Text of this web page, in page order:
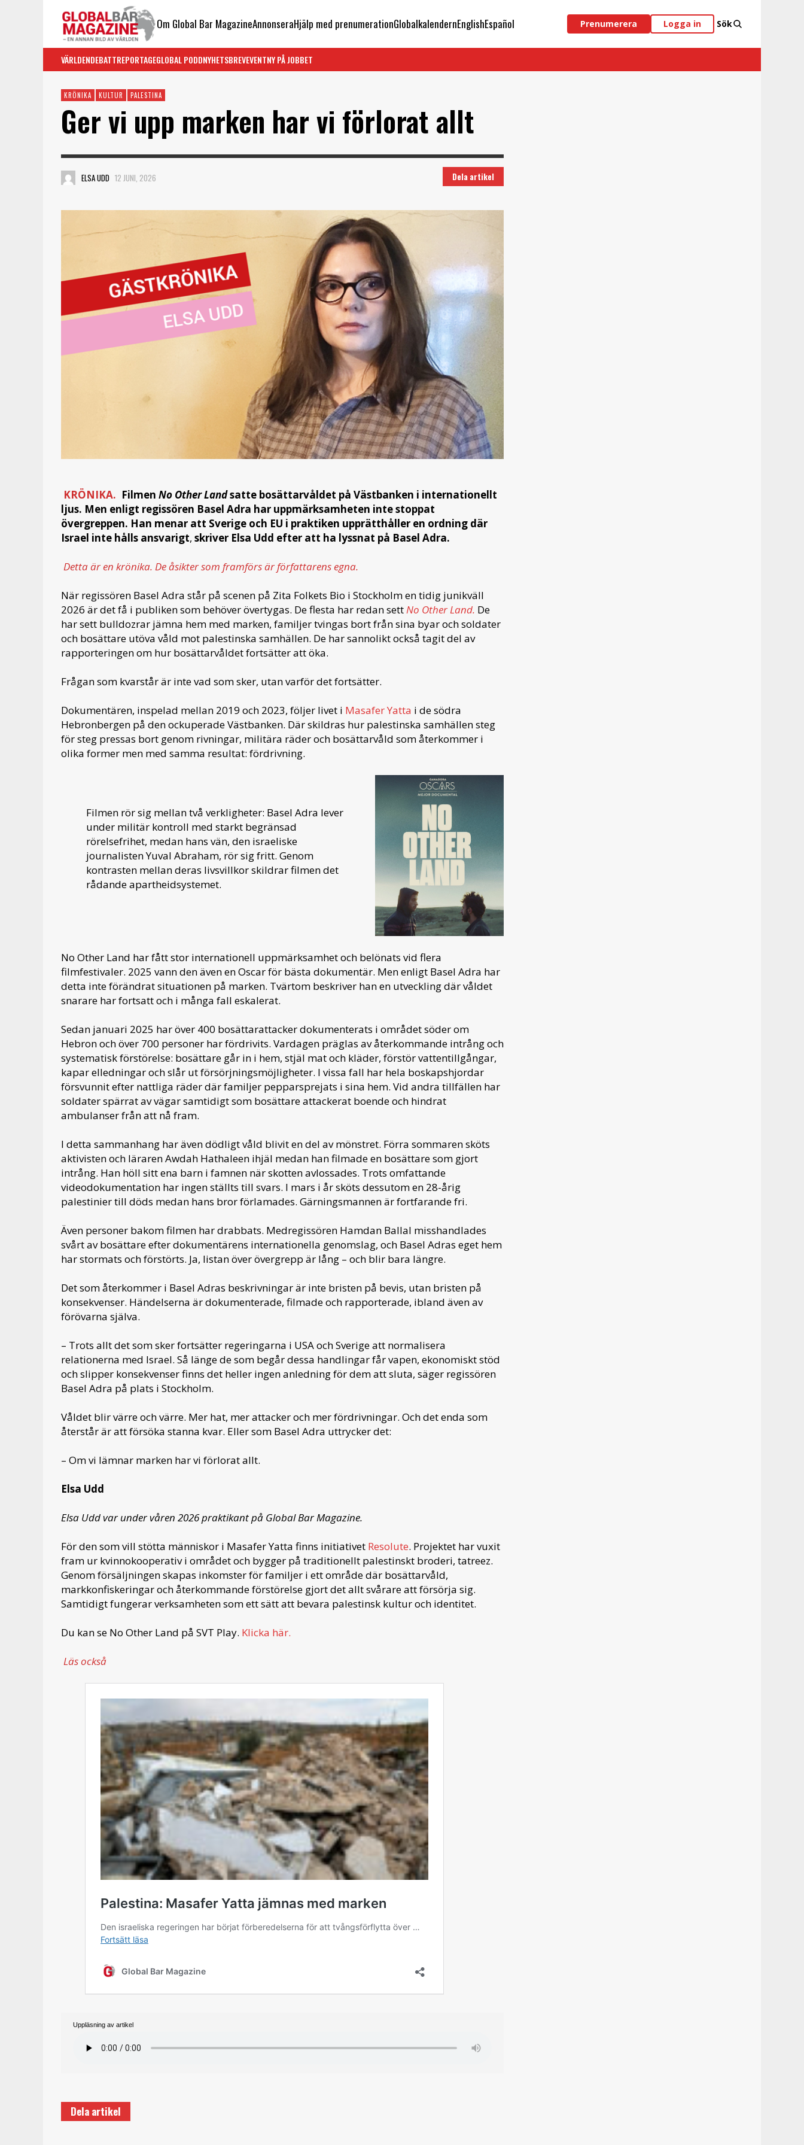
Om Global Bar MagazineAnnonseraHjälp med prenumerationGlobalkalendernEnglishEspañol Prenumerera Logga in Sök
VÄRLDENDEBATTREPORTAGEGLOBAL PODDNYHETSBREVEVENTNY PÅ JOBBET
KRÖNIKA KULTUR PALESTINA
Ger vi upp marken har vi förlorat allt
ELSA UDD 12 JUNI, 2026 Dela artikel
KRÖNIKA. Filmen No Other Landsatte bosättarvåldet på Västbanken i internationellt
ljus. Men enligt regissören Basel Adra har uppmärksamheten inte stoppat
övergreppen. Han menar att Sverige och EU i praktiken upprätthåller en ordning där
Israel inte hålls ansvarigt, skriver Elsa Udd efter att ha lyssnat på Basel Adra.
Detta är en krönika. De åsikter som framförs är författarens egna.
När regissören Basel Adra står på scenen på Zita Folkets Bio i Stockholm en tidig junikväll
2026 är det få i publiken som behöver övertygas. De flesta har redan settNo Other Land. De
har sett bulldozrar jämna hem med marken, familjer tvingas bort från sina byar och soldater
och bosättare utöva våld mot palestinska samhällen. De har sannolikt också tagit del av
rapporteringen om hur bosättarvåldet fortsätter att öka.
Frågan som kvarstår är inte vad som sker, utan varför det fortsätter.
Dokumentären, inspelad mellan 2019 och 2023, följer livet i Masafer Yatta i de södra
Hebronbergen på den ockuperade Västbanken. Där skildras hur palestinska samhällen steg
för steg pressas bort genom rivningar, militära räder och bosättarvåld som återkommer i
olika former men med samma resultat: fördrivning.
Filmen rör sig mellan två verkligheter: Basel Adra lever
under militär kontroll med starkt begränsad
rörelsefrihet, medan hans vän, den israeliske
journalisten Yuval Abraham, rör sig fritt. Genom
kontrasten mellan deras livsvillkor skildrar filmen det
rådande apartheidsystemet.
No Other Land har fått stor internationell uppmärksamhet och belönats vid flera
filmfestivaler. 2025 vann den även en Oscar för bästa dokumentär. Men enligt Basel Adra har
detta inte förändrat situationen på marken. Tvärtom beskriver han en utveckling där våldet
snarare har fortsatt och i många fall eskalerat.
Sedan januari 2025 har över 400 bosättarattacker dokumenterats i området söder om
Hebron och över 700 personer har fördrivits. Vardagen präglas av återkommande intrång och
systematisk förstörelse: bosättare går in i hem, stjäl mat och kläder, förstör vattentillgångar,
kapar elledningar och slår ut försörjningsmöjligheter. I vissa fall har hela boskapshjordar
försvunnit efter nattliga räder där familjer pepparsprejats i sina hem. Vid andra tillfällen har
soldater spärrat av vägar samtidigt som bosättare attackerat boende och hindrat
ambulanser från att nå fram.
I detta sammanhang har även dödligt våld blivit en del av mönstret. Förra sommaren sköts
aktivisten och läraren Awdah Hathaleen ihjäl medan han filmade en bosättare som gjort
intrång. Han höll sitt ena barn i famnen när skotten avlossades. Trots omfattande
videodokumentation har ingen ställts till svars. I mars i år sköts dessutom en 28-årig
palestinier till döds medan hans bror förlamades. Gärningsmannen är fortfarande fri.
Även personer bakom filmen har drabbats. Medregissören Hamdan Ballal misshandlades
svårt av bosättare efter dokumentärens internationella genomslag, och Basel Adras eget hem
har stormats och förstörts. Ja, listan över övergrepp är lång – och blir bara längre.
Det som återkommer i Basel Adras beskrivningar är inte bristen på bevis, utan bristen på
konsekvenser. Händelserna är dokumenterade, filmade och rapporterade, ibland även av
förövarna själva.
– Trots allt det som sker fortsätter regeringarna i USA och Sverige att normalisera
relationerna med Israel. Så länge de som begår dessa handlingar får vapen, ekonomiskt stöd
och slipper konsekvenser finns det heller ingen anledning för dem att sluta, säger regissören
Basel Adra på plats i Stockholm.
Våldet blir värre och värre. Mer hat, mer attacker och mer fördrivningar. Och det enda som
återstår är att försöka stanna kvar. Eller som Basel Adra uttrycker det:
– Om vi lämnar marken har vi förlorat allt.
Elsa Udd
Elsa Udd var under våren 2026 praktikant på Global Bar Magazine.
För den som vill stötta människor i Masafer Yatta finns initiativet Resolute. Projektet har vuxit
fram ur kvinnokooperativ i området och bygger på traditionellt palestinskt broderi, tatreez.
Genom försäljningen skapas inkomster för familjer i ett område där bosättarvåld,
markkonfiskeringar och återkommande förstörelse gjort det allt svårare att försörja sig.
Samtidigt fungerar verksamheten som ett sätt att bevara palestinsk kultur och identitet.
Du kan se No Other Land på SVT Play. Klicka här.
Läs också
Uppläsning av artikel
Dela artikel